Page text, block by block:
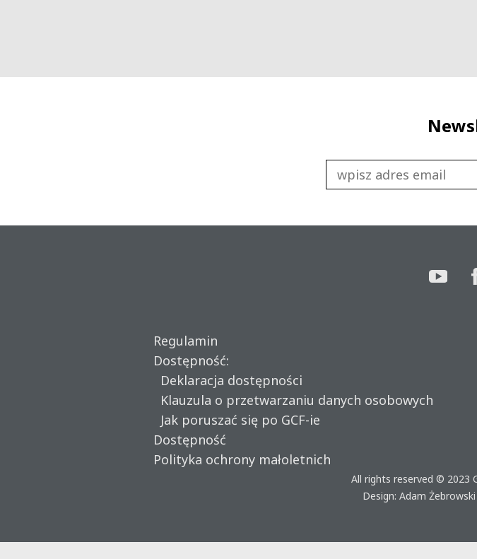
Regulamin
Dostępność:
Deklaracja dostępności
Klauzula o przetwarzaniu danych osobowych
Jak poruszać się po GCF-ie
Dostępność
Polityka ochrony małoletnich
All rights reserved © 2023
Design: Adam